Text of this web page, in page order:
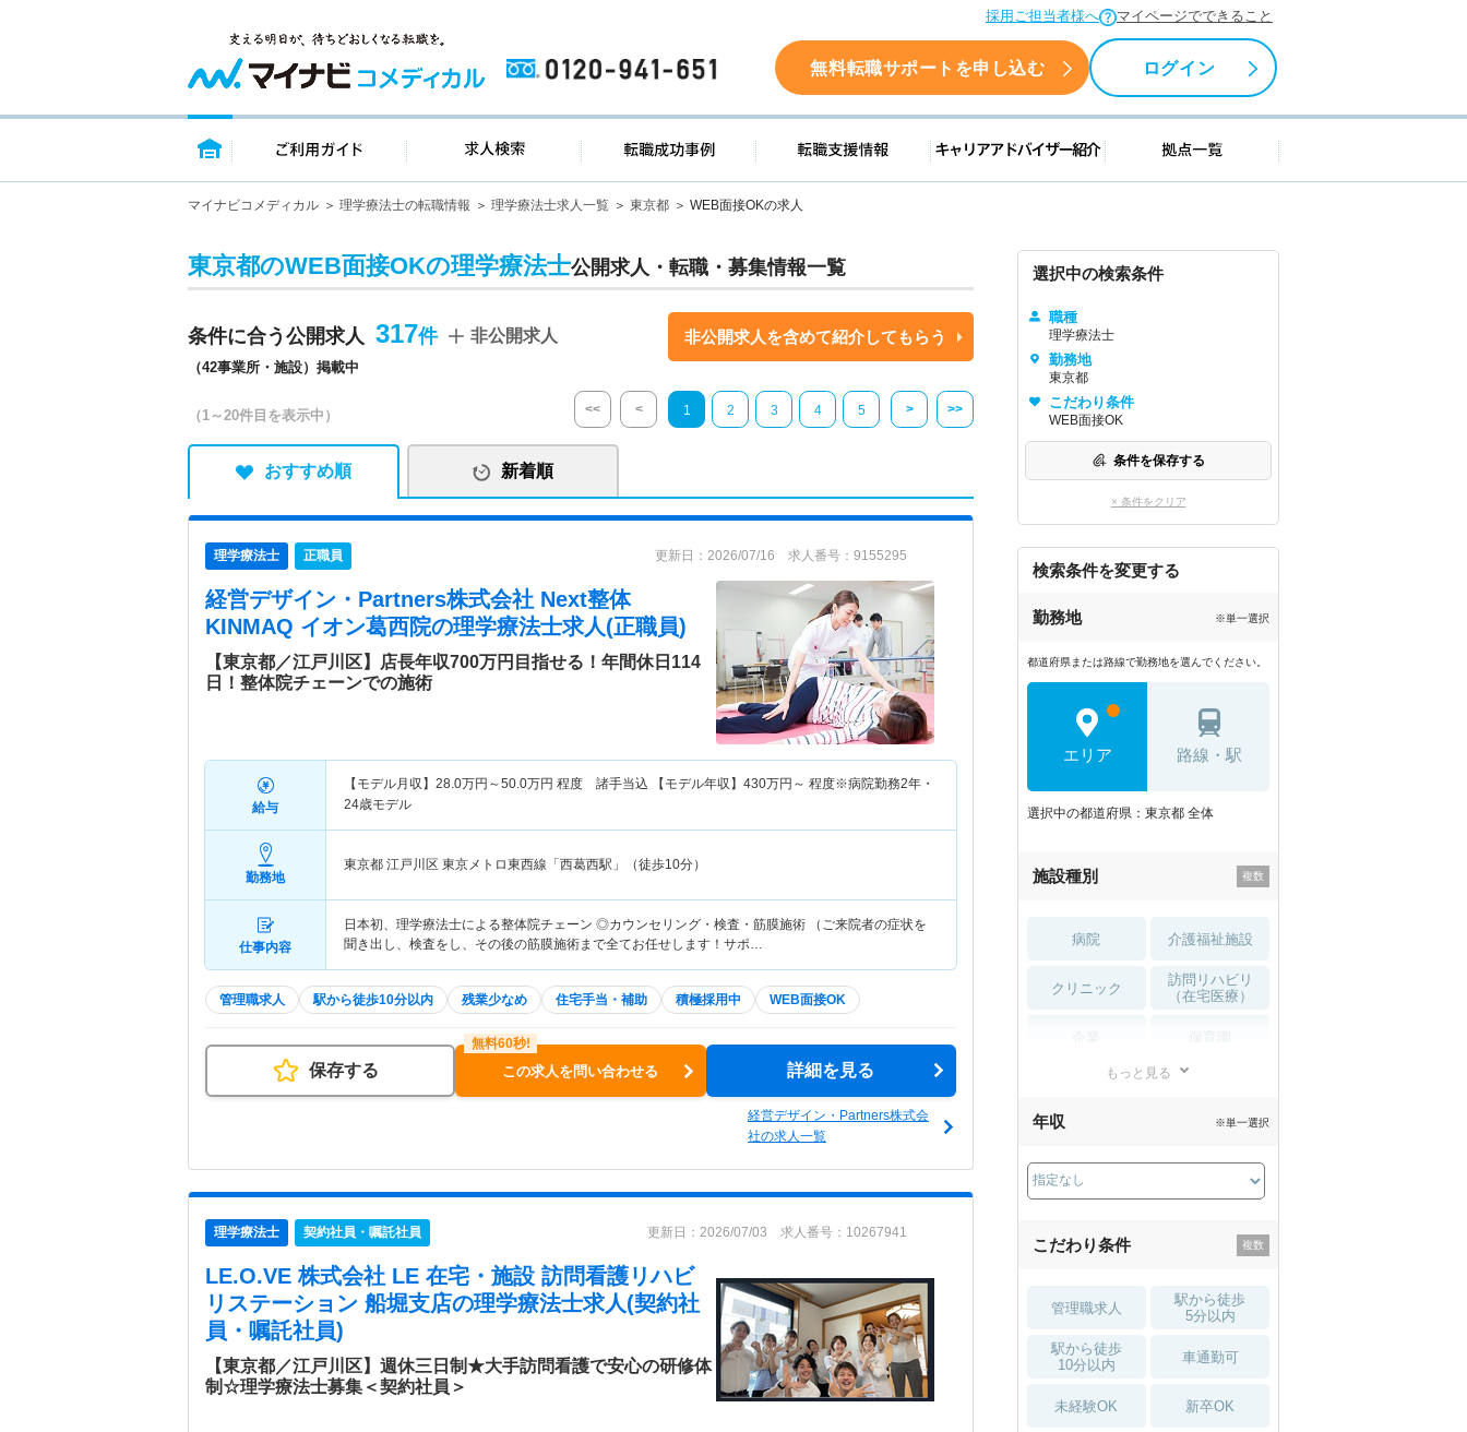
採用ご担当者様へ マイページでできること
0120-941-651 無料転職サポートを申し込む ログイン
トップページ ご利用ガイド 求人検索 転職成功事例 転職支援情報 キャリアアドバイザー紹介 拠点一覧
マイナビコメディカル 理学療法士の転職情報 理学療法士求人一覧 東京都 WEB面接OKの求人
東京都のWEB面接OKの理学療法士公開求人・転職・募集情報一覧
条件に合う公開求人 317
（42事業所・施設）掲載中
非公開求人 非公開求人を含めて紹介してもらう
（1～20件目を表示中） << < 1 2 3 4 5 > >>
おすすめ順 新着順
理学療法士 正職員 更新日：2026/07/16 求人番号：9155295
経営デザイン・Partners株式会社 Next整体
KINMAQ イオン葛西院の理学療法士求人(正職員)
【東京都／江戸川区】店長年収700万円目指せる！年間休日114
日！整体院チェーンでの施術
給与
【モデル月収】 28.0万円～50.0万円 程度 諸手当込 【モデル年収】 430万円～ 程度※病院勤務2年・
24歳モデル
勤務地
東京都 江戸川区 東京メトロ東西線「西葛西駅」（徒歩10分）
仕事内容
日本初、理学療法士による整体院チェーン ◎カウンセリング・検査・筋膜施術 （ご来院者の症状を
聞き出し、検査をし、その後の筋膜施術まで全てお任せします！サポ…
管理職求人 駅から徒歩10分以内 残業少なめ 住宅手当・補助 積極採用中 WEB面接OK
保存する この求人を問い合わせる 詳細を見る
経営デザイン・Partners株式会
社の求人一覧
理学療法士 契約社員・嘱託社員 更新日：2026/07/03 求人番号：10267941
LE.O.VE 株式会社 LE 在宅・施設 訪問看護リハビ
リステーション 船堀支店の理学療法士求人(契約社
員・嘱託社員)
【東京都／江戸川区】週休三日制★大手訪問看護で安心の研修体
制☆理学療法士募集＜契約社員＞
選択中の検索条件
職種
理学療法士
勤務地
東京都
こだわり条件
WEB面接OK
条件を保存する
× 条件をクリア
検索条件を変更する
勤務地 ※単一選択
都道府県または路線で勤務地を選んでください。
エリア 路線・駅
選択中の都道府県：東京都 全体
施設種別
病院 介護福祉施設
クリニック
訪問リハビリ
（在宅医療）
薬局・
もっと見る
年収 ※単一選択
こだわり条件
管理職求人
駅から徒歩
5分以内
駅から徒歩
10分以内
車通勤可
未経験OK 新卒OK